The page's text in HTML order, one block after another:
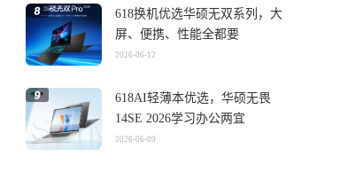
618换机优选华硕无双系列，大
屏、便携、性能全都要
2026-06-12
618AI轻薄本优选，华硕无畏
14SE 2026学习办公两宜
2026-06-09